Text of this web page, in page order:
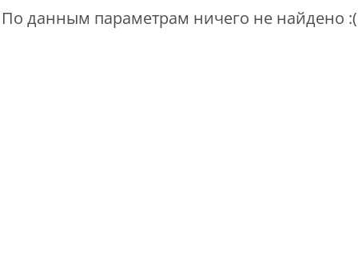
По данным параметрам ничего не найдено :(